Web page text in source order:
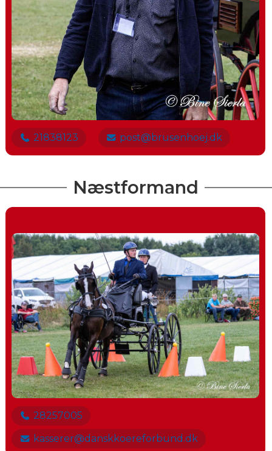
21838123 post@brusenhoej.dk
Næstformand
28257005
kasserer@danskkoereforbund.dk